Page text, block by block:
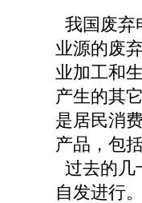
我国废弃
业源的废
业加工和
产生的其
是居民消
产品，包
过去的几
自发进行